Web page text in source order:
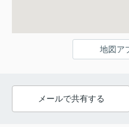
地図ア
メールで共有する